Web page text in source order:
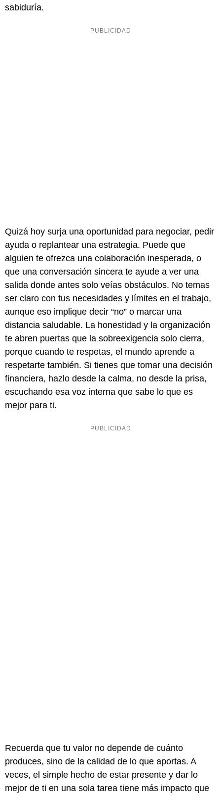
sabiduría.
Quizá hoy surja una oportunidad para negociar, pedir
ayuda o replantear una estrategia. Puede que
alguien te ofrezca una colaboración inesperada, o
que una conversación sincera te ayude a ver una
salida donde antes solo veías obstáculos. No temas
ser claro con tus necesidades y límites en el trabajo,
aunque eso implique decir “no” o marcar una
distancia saludable. La honestidad y la organización
te abren puertas que la sobreexigencia solo cierra,
porque cuando te respetas, el mundo aprende a
respetarte también. Si tienes que tomar una decisión
financiera, hazlo desde la calma, no desde la prisa,
escuchando esa voz interna que sabe lo que es
mejor para ti.
Recuerda que tu valor no depende de cuánto
produces, sino de la calidad de lo que aportas. A
veces, el simple hecho de estar presente y dar lo
mejor de ti en una sola tarea tiene más impacto que